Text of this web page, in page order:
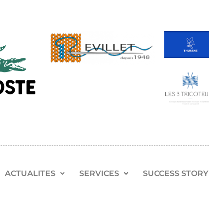
ACTUALITES SERVICES SUCCESS STORY